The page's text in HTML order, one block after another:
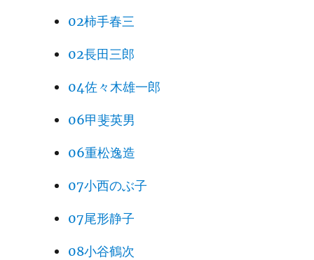
02柿手春三
02長田三郎
04佐々木雄一郎
06甲斐英男
06重松逸造
07小西のぶ子
07尾形静子
08小谷鶴次